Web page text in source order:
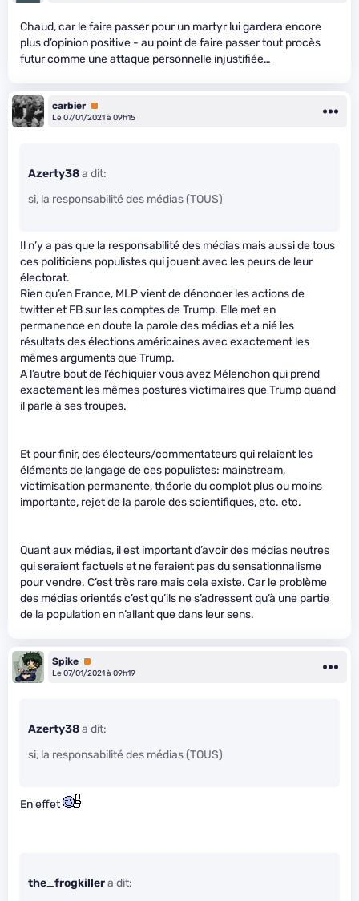
Chaud, car le faire passer pour un martyr lui gardera encore
plus d’opinion positive - au point de faire passer tout procès
futur comme une attaque personnelle injustifiée…
carbier Premium
Le 07/01/2021 à 09h15
Azerty38a dit:
si, la responsabilité des médias (TOUS)
Il n’y a pas que la responsabilité des médias mais aussi de tous
ces politiciens populistes qui jouent avec les peurs de leur
électorat.
Rien qu’en France, MLP vient de dénoncer les actions de
twitter et FB sur les comptes de Trump. Elle met en
permanence en doute la parole des médias et a nié les
résultats des élections américaines avec exactement les
mêmes arguments que Trump.
A l’autre bout de l’échiquier vous avez Mélenchon qui prend
exactement les mêmes postures victimaires que Trump quand
il parle à ses troupes.
Et pour finir, des électeurs/commentateurs qui relaient les
éléments de langage de ces populistes: mainstream,
victimisation permanente, théorie du complot plus ou moins
importante, rejet de la parole des scientifiques, etc. etc.
Quant aux médias, il est important d’avoir des médias neutres
qui seraient factuels et ne feraient pas du sensationnalisme
pour vendre. C’est très rare mais cela existe. Car le problème
des médias orientés c’est qu’ils ne s’adressent qu’à une partie
de la population en n’allant que dans leur sens.
Spike Premium
Le 07/01/2021 à 09h19
Azerty38a dit:
si, la responsabilité des médias (TOUS)
En effet
the_frogkillera dit: